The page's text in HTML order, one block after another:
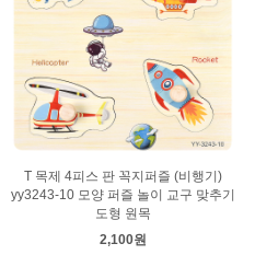
T 목제 4피스 판 꼭지퍼즐 (비행기)
yy3243-10 모양 퍼즐 놀이 교구 맞추기
도형 원목
2,100원